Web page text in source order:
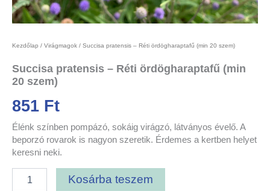
Kezdőlap / Virágmagok / Succisa pratensis – Réti ördögharaptafű (min 20 szem)
Succisa pratensis – Réti ördögharaptafű (min
20 szem)
851 Ft
Élénk színben pompázó, sokáig virágzó, látványos évelő. A
beporzó rovarok is nagyon szeretik. Érdemes a kertben helyet
keresni neki.
Kosárba teszem